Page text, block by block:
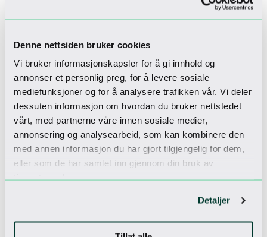
Denne nettsiden bruker cookies
Vi bruker informasjonskapsler for å gi innhold og
annonser et personlig preg, for å levere sosiale
mediefunksjoner og for å analysere trafikken vår. Vi deler
dessuten informasjon om hvordan du bruker nettstedet
vårt, med partnerne våre innen sosiale medier,
annonsering og analysearbeid, som kan kombinere den
med annen informasjon du har gjort tilgjengelig for dem,
eller som de har samlet inn gjennom din bruk av
tjenestene deres.
Detaljer